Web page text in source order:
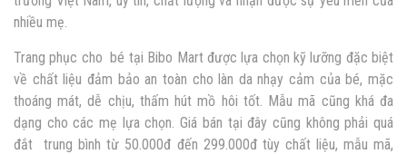
nhiều mẹ.
Trang phục cho bé tại Bibo Mart được lựa chọn kỹ lưỡng đặc biệt
về chất liệu đảm bảo an toàn cho làn da nhạy cảm của bé, mặc
thoáng mát, dễ chịu, thấm hút mồ hôi tốt. Mẫu mã cũng khá đa
dạng cho các mẹ lựa chọn. Giá bán tại đây cũng không phải quá
đắt trung bình từ 50.000đ đến 299.000đ tùy chất liệu, mẫu mã,